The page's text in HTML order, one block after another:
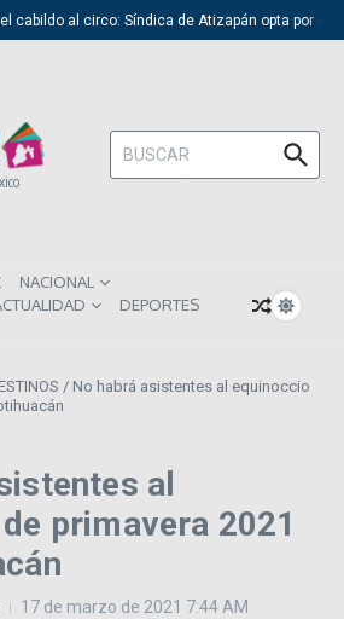
cabildo al circo: Síndica de Atizapán opta por el
Buscar:
NACIONAL
DEPORTES
/ No habrá asistentes al equinoccio
al
primavera 2021
17 de marzo de 2021 7:44 AM